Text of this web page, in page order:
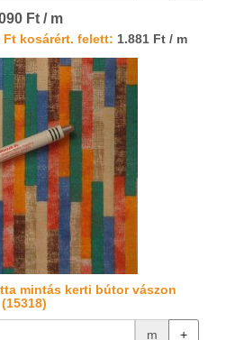
Ft / m
Ft kosárért. felett: 1.881 Ft / m
mintás kerti bútor vászon
(15318)
m +